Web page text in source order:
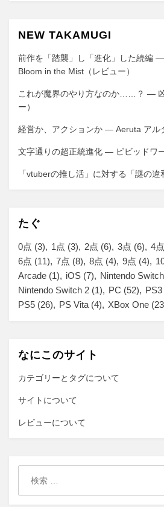
NEW TAKAMUGI
前作を「踏襲」し「進化」した続編
Bloom in the Mist（レビュー）
これが魔界のやり方なのか……？ ―
ー）
経営か、アクションか ― Aeruta アル
文字通りの超正統進化 ― ビビッドワ
「vtuberの推し活」に対する「謎の違
たぐ
0点 (3) 1点 (3) 2点 (6) 3点 (6) 4点
6点 (11) 7点 (8) 8点 (4) 9点 (4)
Arcade (1) iOS (7) Nintendo Switch
Nintendo Switch 2 (1) PC (52) PS3
PS5 (26) PS Vita (4) XBox One
なにこのサイト
カテゴリーとタグについて
サイトについて
レビューについて